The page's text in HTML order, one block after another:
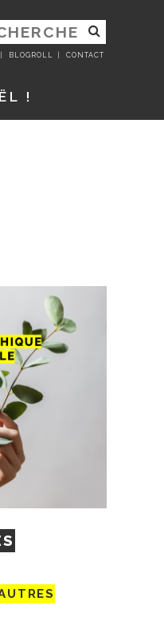
BLOGROLL CONTACT
!